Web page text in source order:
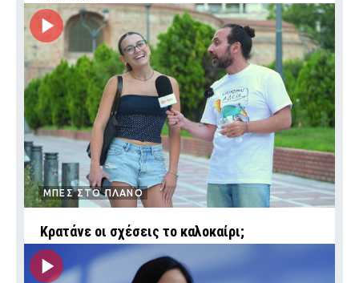
ΜΠΕΣ ΣΤΟ ΠΛΑΝΟ
Κρατάνε οι σχέσεις το καλοκαίρι;